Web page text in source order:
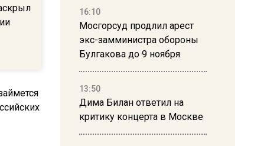
16:10
Мосгорсуд продлил арест
экс-замминистра обороны
Булгакова до 9 ноября
13:50
Дима Билан ответил на
критику концерта в Москве